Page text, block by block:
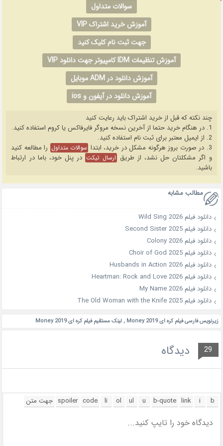
سوالات متداول
آموزش خرید اشتراک VIP
جهت ثبت نام کلیک کنید
آموزش تنظیمات IDM کامپیوتر جهت دانلود VIP
آموزش دانلود در ADM موبایل
آموزش دانلود در آیفون و ios
چند نکته که قبل از خرید اشتراک باید رعایت کنید
1. در هنگام خرید حتما از آخرین نسخه مروگر فایرفاکس یا کروم استفاده کنید.
2. از ایمیل معتبر برای ثبت نام استفاده کنید.
3. در صورت بروز هرگونه مشکل در خرید، ابتدا
سوالات متداول را مطالعه کنید
و اگر مشکلتان حل نشد، از طریق ارسال تیکت در پنل خود، باما در ارتباط
باشید.
مطالب مشابه
دانلود فیلم Wild Sing 2026
دانلود فیلم Second Sister 2025
دانلود فیلم Colony 2026
دانلود فیلم Choir of God 2025
دانلود فیلم Husbands in Action 2026
دانلود فیلم Heartman: Rock and Love 2026
دانلود فیلم My Name 2026
دانلود فیلم The Old Woman with the Knife 2025
زیرنویس فارسی فیلم کره ای Money 2019 ,لینک مستقیم فیلم کره ای Money 2019
29 دیدگاه